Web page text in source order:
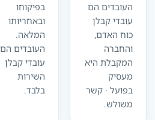
העובדים הם
עובדי קבלן
כוח האדם,
והחברה
המקבלת היא
מעסיק
בפועל · קשר
משולש.
בפיקוחו
ובאחריותו
המלאה.
העובדים הם
עובדי קבלן
השירות
בלבד.